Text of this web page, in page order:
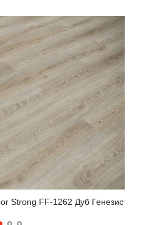
Strong FF-1262 Дуб Генезис